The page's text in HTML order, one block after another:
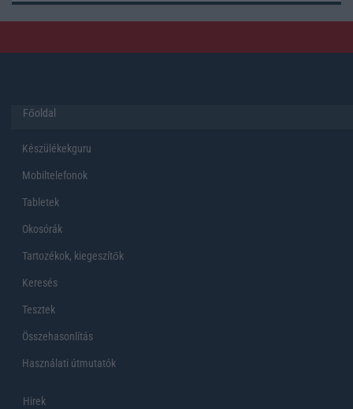
Főoldal
Készülékekguru
Mobiltelefonok
Tabletek
Okosórák
Tartozékok, kiegeszítők
Keresés
Tesztek
Összehasonlítás
Használati útmutatók
Hirek